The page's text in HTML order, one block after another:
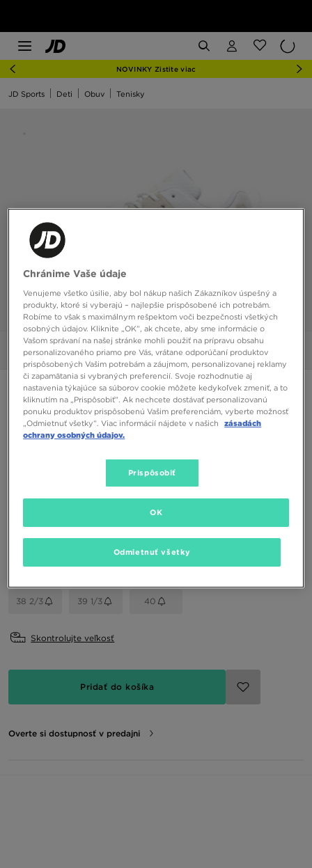
NOVINKY Zistite viac
JD Sports Deti Obuv Tenisky
Obrázky 360°
ADIDAS ZX22
28,00 €
35,5 36 36 2/3 37 1/3 38
38 2/3 39 1/3 40
Skontrolujte veľkosť
Pridať do košíka
Overte si dostupnosť v predajni
Chránime Vaše údaje
Venujeme všetko úsilie, aby bol nákup našich Zákazníkov úspešný a
produkty, ktoré si vyberajú – najlepšie prispôsobené ich potrebám.
Robíme to však s maximálnym rešpektom voči bezpečnosti všetkých
osobných údajov. Kliknite „OK”, ak chcete, aby sme informácie o
Vašom správaní na našej stránke mohli použiť na prípravu obsahu
personalizovaného priamo pre Vás, vrátane odporúčaní produktov
prispôsobených Vašim potrebám a záujmom, personalizovanej reklamy
či zapamätania si vybraných preferencií. Svoje rozhodnutie aj
nastavenia týkajúce sa súborov cookie môžete kedykoľvek zmeniť, a to
kliknutím na „Prispôsobiť”. Ak nechcete dostávať personalizovanú
ponuku produktov prispôsobenú Vašim preferenciám, vyberte možnosť
„Odmietnuť všetky”. Viac informácií nájdete v našich
zásadách
ochrany osobných údajov.
Prispôsobiť
Odmietnuť všetky
OK